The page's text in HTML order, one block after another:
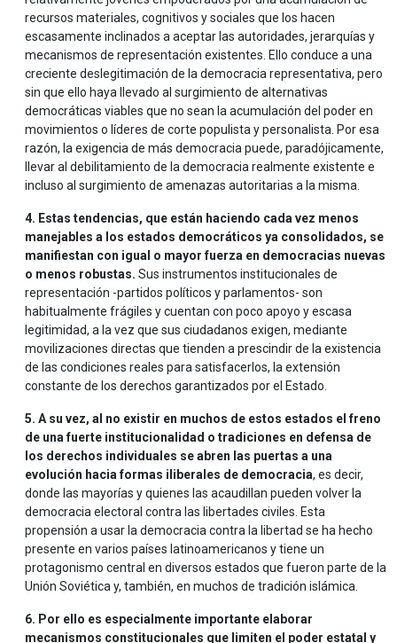
recursos materiales, cognitivos y sociales que los hacen
escasamente inclinados a aceptar las autoridades, jerarquías y
mecanismos de representación existentes. Ello conduce a una
creciente deslegitimación de la democracia representativa, pero
sin que ello haya llevado al surgimiento de alternativas
democráticas viables que no sean la acumulación del poder en
movimientos o líderes de corte populista y personalista. Por esa
razón, la exigencia de más democracia puede, paradójicamente,
llevar al debilitamiento de la democracia realmente existente e
incluso al surgimiento de amenazas autoritarias a la misma.
4. Estas tendencias, que están haciendo cada vez menos
manejables a los estados democráticos ya consolidados, se
manifiestan con igual o mayor fuerza en democracias nuevas
o menos robustas. Sus instrumentos institucionales de
representación -partidos políticos y parlamentos- son
habitualmente frágiles y cuentan con poco apoyo y escasa
legitimidad, a la vez que sus ciudadanos exigen, mediante
movilizaciones directas que tienden a prescindir de la existencia
de las condiciones reales para satisfacerlos, la extensión
constante de los derechos garantizados por el Estado.
5. A su vez, al no existir en muchos de estos estados el freno
de una fuerte institucionalidad o tradiciones en defensa de
los derechos individuales se abren las puertas a una
evolución hacia formas iliberales de democracia, es decir,
donde las mayorías y quienes las acaudillan pueden volver la
democracia electoral contra las libertades civiles. Esta
propensión a usar la democracia contra la libertad se ha hecho
presente en varios países latinoamericanos y tiene un
protagonismo central en diversos estados que fueron parte de la
Unión Soviética y, también, en muchos de tradición islámica.
6. Por ello es especialmente importante elaborar
mecanismos constitucionales que limiten el poder estatal y